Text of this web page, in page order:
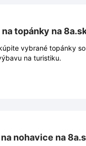
topánky na
vybrané topánky
na turistiku.
nohavice na